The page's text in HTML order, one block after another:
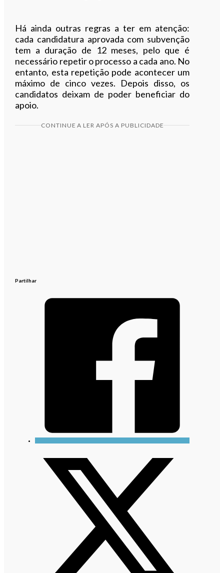
Há ainda outras regras a ter em atenção:
cada candidatura aprovada com subvenção
tem a duração de 12 meses, pelo que é
necessário repetir o processo a cada ano. No
entanto, esta repetição pode acontecer um
máximo de cinco vezes. Depois disso, os
candidatos deixam de poder beneficiar do
apoio.
CONTINUE A LER APÓS A PUBLICIDADE
Partilhar